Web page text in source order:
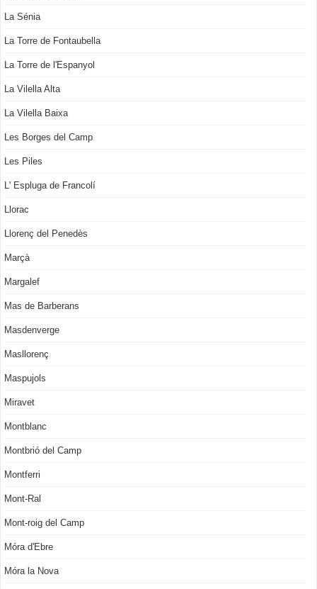
La Sénia
La Torre de Fontaubella
La Torre de l'Espanyol
La Vilella Alta
La Vilella Baixa
Les Borges del Camp
Les Piles
L' Espluga de Francolí
Llorac
Llorenç del Penedès
Marçà
Margalef
Mas de Barberans
Masdenverge
Masllorenç
Maspujols
Miravet
Montblanc
Montbrió del Camp
Montferri
Mont-Ral
Mont-roig del Camp
Móra d'Ebre
Móra la Nova